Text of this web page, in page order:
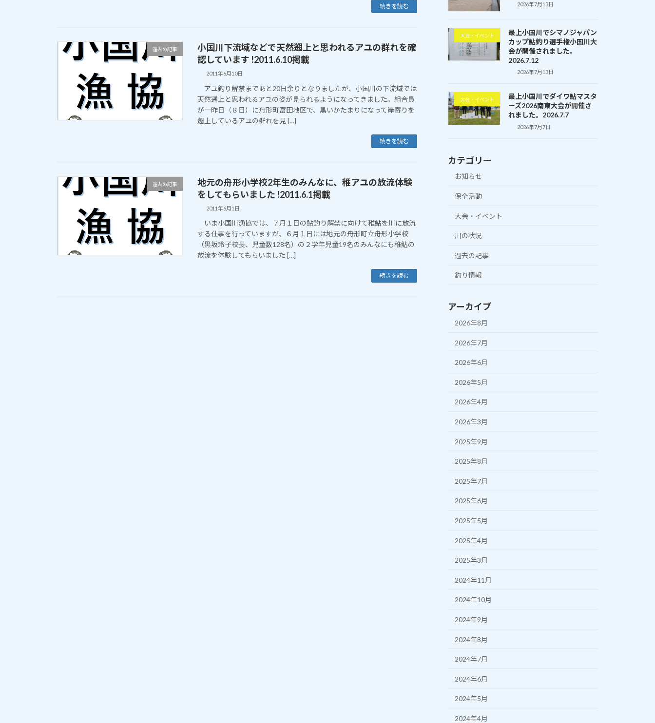
続きを読む
過去の記事
小国川下流域などで天然遡上と思われるアユの群れを確
認しています !2011.6.10掲載
2011年6月10日
アユ釣り解禁まであと20日余りとなりましたが、小国川の下流域では
天然遡上と思われるアユの姿が見られるようになってきました。組合員
が一昨日（８日）に舟形町富田地区で、黒いかたまりになって岸寄りを
遡上しているアユの群れを見 […]
続きを読む
過去の記事
地元の舟形小学校2年生のみんなに、稚アユの放流体験
をしてもらいました !2011.6.1掲載
2011年6月1日
いま小国川漁協では、７月１日の鮎釣り解禁に向けて稚鮎を川に放流
する仕事を行っていますが、６月１日には地元の舟形町立舟形小学校
（黒坂玲子校長、児童数128名）の２学年児童19名のみんなにも稚鮎の
放流を体験してもらいました […]
続きを読む
2026年7月13日
大会・イベント
最上小国川でシマノジャパン
カップ鮎釣り選手権小国川大
会が開催されました。
2026.7.12
2026年7月13日
大会・イベント
最上小国川でダイワ鮎マスタ
ーズ2026南東大会が開催さ
れました。2026.7.7
2026年7月7日
カテゴリー
お知らせ
保全活動
大会・イベント
川の状況
過去の記事
釣り情報
アーカイブ
2026年8月
2026年7月
2026年6月
2026年5月
2026年4月
2026年3月
2025年9月
2025年8月
2025年7月
2025年6月
2025年5月
2025年4月
2025年3月
2024年11月
2024年10月
2024年9月
2024年8月
2024年7月
2024年6月
2024年5月
2024年4月